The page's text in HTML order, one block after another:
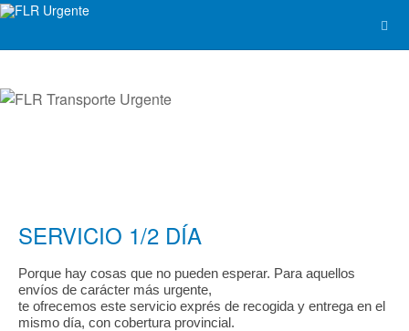
SERVICIO 1/2 DÍA
Porque hay cosas que no pueden esperar. Para aquellos
envíos de carácter más urgente,
te ofrecemos este servicio exprés de recogida y entrega en el
mismo día, con cobertura provincial.